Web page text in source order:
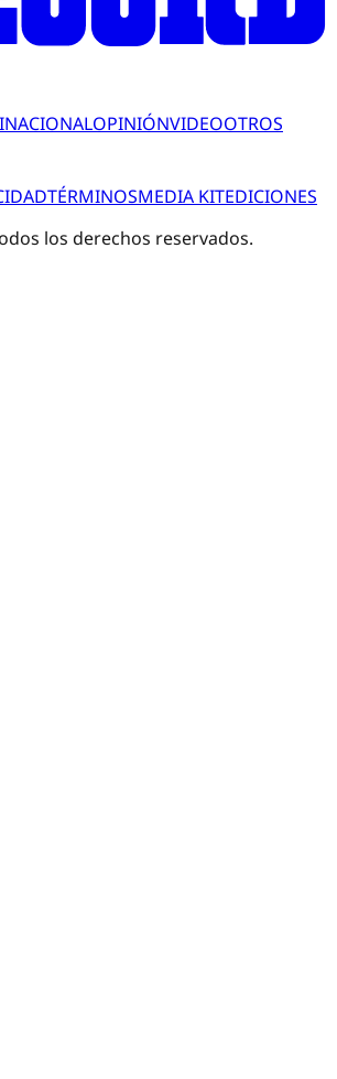
NACIONALOPINIÓNVIDEOOTROS
TÉRMINOSMEDIA KITEDICIONES
los derechos reservados.